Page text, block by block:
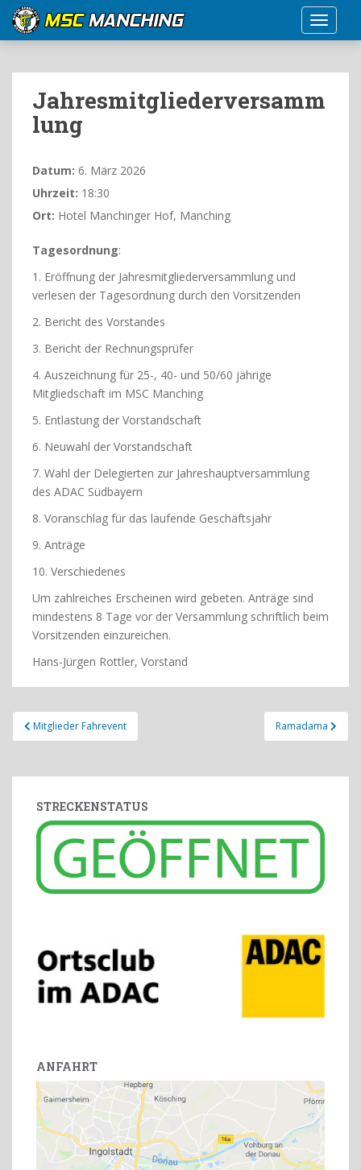
i
Jahresmitgliederversamm
lung
Datum: 6. März 2026
Uhrzeit: 18:30
Ort: Hotel Manchinger Hof, Manching
Tagesordnung:
1. Eröffnung der Jahresmitgliederversammlung und
verlesen der Tagesordnung durch den Vorsitzenden
2. Bericht des Vorstandes
3. Bericht der Rechnungsprüfer
4. Auszeichnung für 25-, 40- und 50/60 jährige
Mitgliedschaft im MSC Manching
5. Entlastung der Vorstandschaft
6. Neuwahl der Vorstandschaft
7. Wahl der Delegierten zur Jahreshauptversammlung
des ADAC Südbayern
8. Voranschlag für das laufende Geschäftsjahr
9. Anträge
10. Verschiedenes
Um zahlreiches Erscheinen wird gebeten. Anträge sind
mindestens 8 Tage vor der Versammlung schriftlich beim
Vorsitzenden einzureichen.
Hans-Jürgen Rottler, Vorstand
Beitragsnavigation
Mitglieder Fahrevent Ramadama
STRECKENSTATUS
ANFAHRT